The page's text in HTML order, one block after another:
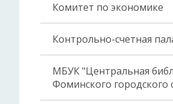
Комитет по экономике
Контрольно-счетная
МБУК "Центральная
Фоминского городского